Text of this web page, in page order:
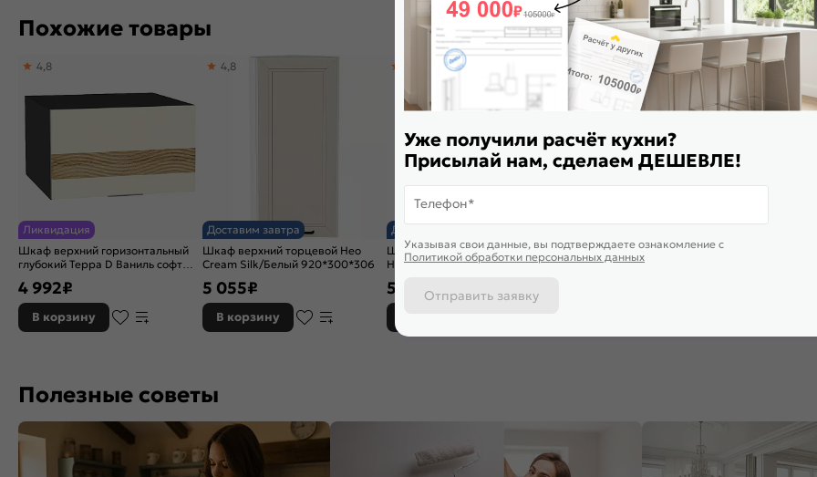
Похожие товары
Ликвидация
Шкаф верхний горизонтальный
глубокий Терра D Ваниль софт
4,8
4 992₽
В корзину
Доставим завтра
Шкаф верхний торцевой Нео
Cream Silk/Белый 920*300*306
4,8
5 055₽
В корзину
Доставим завтра
Шкаф нижний бутылочница
Ницца Дуб крем/Дуб Вотан
5 160₽
Шкаф нижний с 1-ой дверцей
Фьюжн Gallant Graphite
Доставим
Шкаф
Фьюжн
5,0
В
Полезные советы
Уже получили расчёт кухни?
Присылай нам, сделаем ДЕШЕВЛЕ!
Телефон*
Указывая свои данные, вы подтверждаете ознакомление c
Политикой обработки персональных данных
Отправить заявку